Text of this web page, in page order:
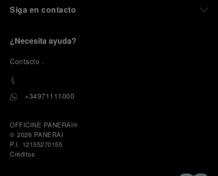
Siga en contacto
¿Necesita ayuda?
Contacto .
+34971111000
OFFICINE PANERAI®
© 2026 PANERAI
P.I. 12155270155
Créditos